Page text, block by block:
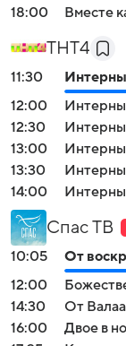
18:00
Вместе
ТНТ4
11:30
12:00
Интерны
12:30
Интерны
13:00
13:30
Интерны
14:00
Спас ТВ
10:05
От
12:00
14:30
От
16:00
Двое в